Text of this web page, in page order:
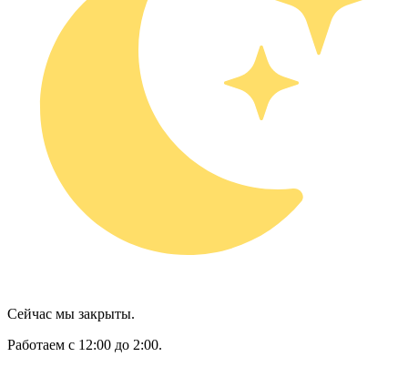
Сейчас мы закрыты.
Работаем с 12:00 до 2:00.